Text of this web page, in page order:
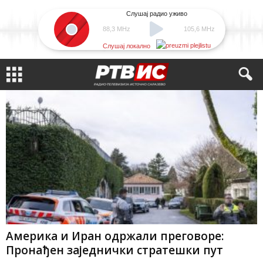
88,3 MHz
Слушај радио уживо
105,6 MHz
Слушај локално
Америка и Иран одржали преговоре:
Пронађен заједнички стратешки пут